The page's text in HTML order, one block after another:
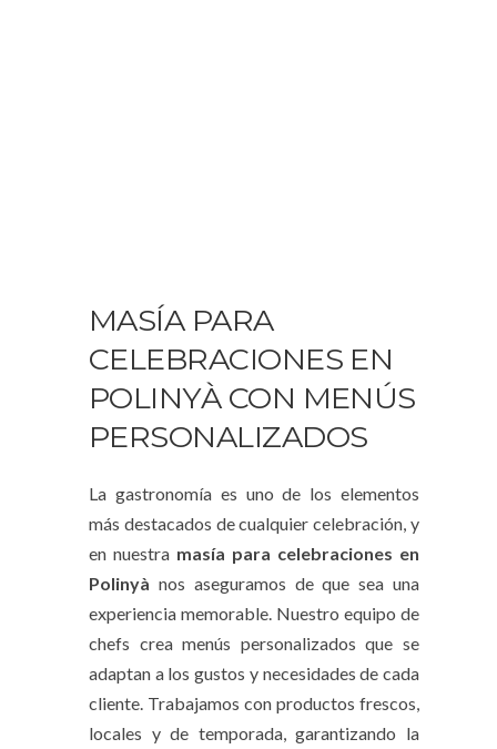
MASÍA PARA
CELEBRACIONES EN
POLINYÀ CON MENÚS
PERSONALIZADOS
La gastronomía es uno de los elementos
más destacados de cualquier celebración, y
en nuestra masía para celebraciones en
Polinyà nos aseguramos de que sea una
experiencia memorable. Nuestro equipo de
chefs crea menús personalizados que se
adaptan a los gustos y necesidades de cada
cliente. Trabajamos con productos frescos,
locales y de temporada, garantizando la